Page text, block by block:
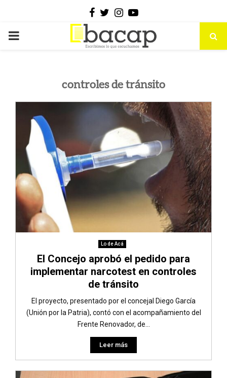
Facebook
Twitter
Instagram
Youtube
PRIMARY
controles de tránsito
Lo de Acá
El Concejo aprobó el pedido para
implementar narcotest en controles
de tránsito
El proyecto, presentado por el concejal Diego García
(Unión por la Patria), contó con el acompañamiento del
Frente Renovador, de...
Leer más